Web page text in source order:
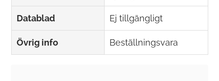
Datablad Ej tillgängligt
Övrig info Beställningsvara